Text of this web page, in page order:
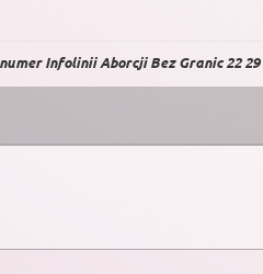
Infolinii Aborcji Bez Granic 22 29